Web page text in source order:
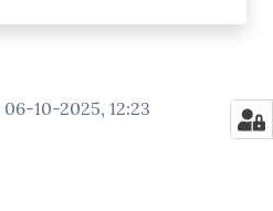
06-10-2025, 12:23